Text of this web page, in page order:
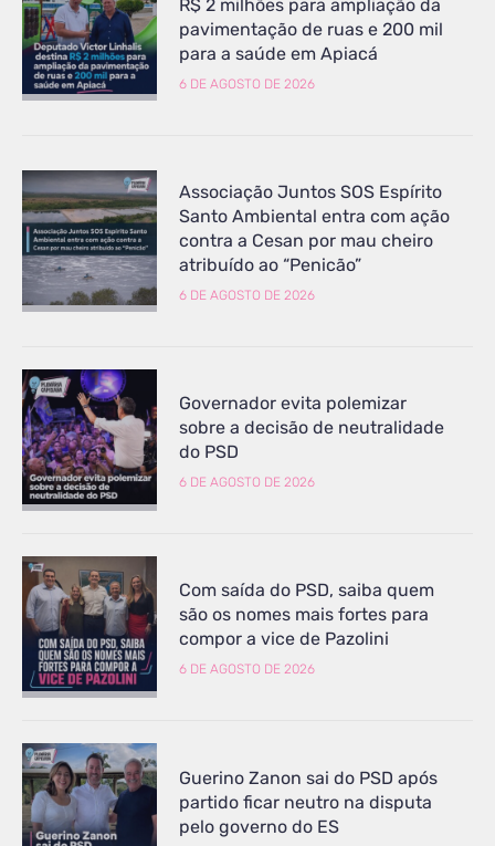
R$ 2 milhões para ampliação da
pavimentação de ruas e 200 mil
para a saúde em Apiacá
6 DE AGOSTO DE 2026
Associação Juntos SOS Espírito
Santo Ambiental entra com ação
contra a Cesan por mau cheiro
atribuído ao “Penicão”
6 DE AGOSTO DE 2026
Governador evita polemizar
sobre a decisão de neutralidade
do PSD
6 DE AGOSTO DE 2026
Com saída do PSD, saiba quem
são os nomes mais fortes para
compor a vice de Pazolini
6 DE AGOSTO DE 2026
Guerino Zanon sai do PSD após
partido ficar neutro na disputa
pelo governo do ES